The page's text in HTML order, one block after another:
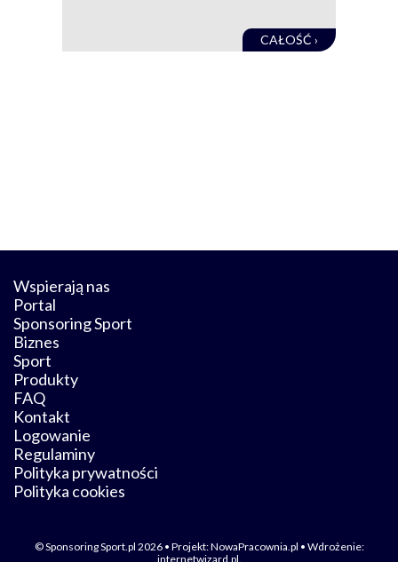
CAŁOŚĆ ›
Wspierają nas
Portal
Sponsoring Sport
Biznes
Sport
Produkty
FAQ
Kontakt
Logowanie
Regulaminy
Polityka prywatności
Polityka cookies
© Sponsoring Sport.pl 2026 • Projekt:NowaPracownia.pl • Wdrożenie:
internetwizard.pl